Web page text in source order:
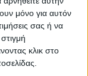
μόνο για αυτόν
σας ή να
κλικ στο